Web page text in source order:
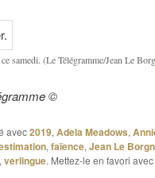
samedi. (Le Télégramme/Jean Le
©
avec2019,Adela Meadows,
,faïence,Jean Le
verlingue. Mettez-le en favori